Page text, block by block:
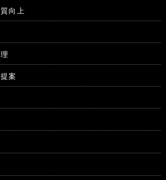
向上
案